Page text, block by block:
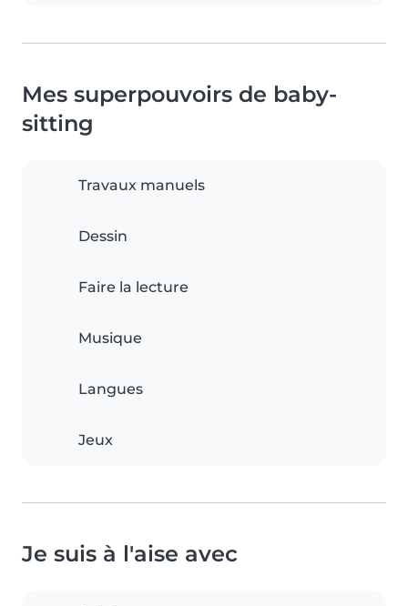
Mes superpouvoirs de baby-
sitting
Travaux manuels
Dessin
Faire la lecture
Musique
Langues
Jeux
Je suis à l'aise avec